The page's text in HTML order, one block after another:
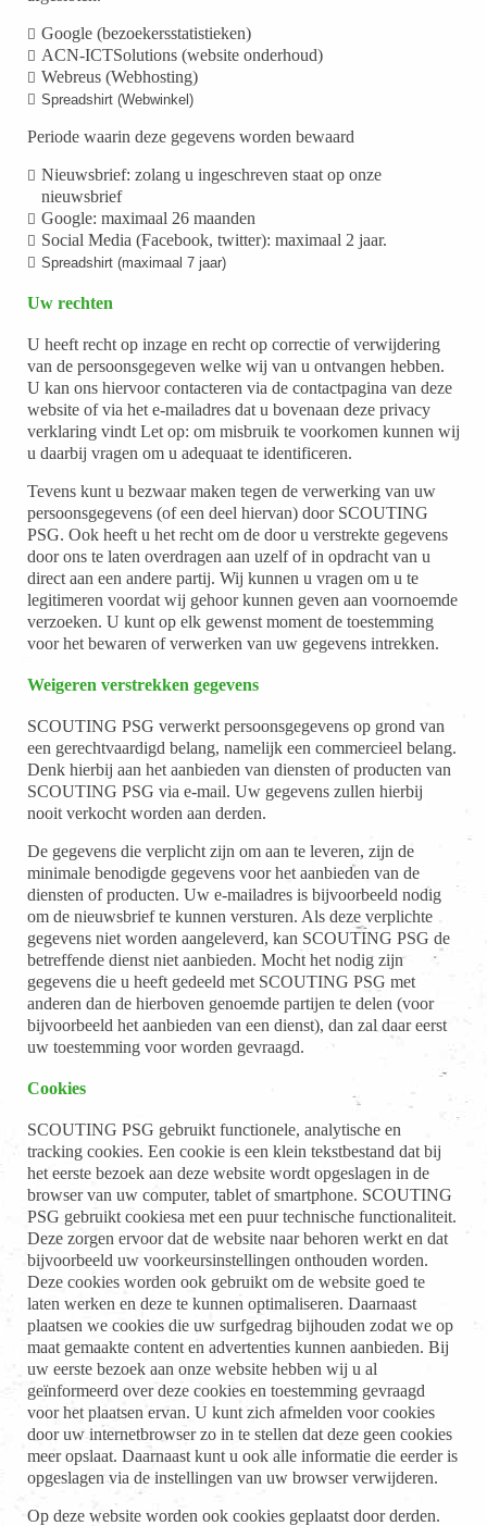
Google (bezoekersstatistieken)
ACN-ICTSolutions (website onderhoud)
Webreus (Webhosting)
Spreadshirt (Webwinkel)
Periode waarin deze gegevens worden bewaard
Nieuwsbrief: zolang u ingeschreven staat op onze
nieuwsbrief
Google: maximaal 26 maanden
Social Media (Facebook, twitter): maximaal 2 jaar.
Spreadshirt (maximaal 7 jaar)
Uw rechten
U heeft recht op inzage en recht op correctie of verwijdering
van de persoonsgegeven welke wij van u ontvangen hebben.
U kan ons hiervoor contacteren via de contactpagina van deze
website of via het e-mailadres dat u bovenaan deze privacy
verklaring vindt Let op: om misbruik te voorkomen kunnen wij
u daarbij vragen om u adequaat te identificeren.
Tevens kunt u bezwaar maken tegen de verwerking van uw
persoonsgegevens (of een deel hiervan) door SCOUTING
PSG. Ook heeft u het recht om de door u verstrekte gegevens
door ons te laten overdragen aan uzelf of in opdracht van u
direct aan een andere partij. Wij kunnen u vragen om u te
legitimeren voordat wij gehoor kunnen geven aan voornoemde
verzoeken. U kunt op elk gewenst moment de toestemming
voor het bewaren of verwerken van uw gegevens intrekken.
Weigeren verstrekken gegevens
SCOUTING PSG verwerkt persoonsgegevens op grond van
een gerechtvaardigd belang, namelijk een commercieel belang.
Denk hierbij aan het aanbieden van diensten of producten van
SCOUTING PSG via e-mail. Uw gegevens zullen hierbij
nooit verkocht worden aan derden.
De gegevens die verplicht zijn om aan te leveren, zijn de
minimale benodigde gegevens voor het aanbieden van de
diensten of producten. Uw e-mailadres is bijvoorbeeld nodig
om de nieuwsbrief te kunnen versturen. Als deze verplichte
gegevens niet worden aangeleverd, kan SCOUTING PSG de
betreffende dienst niet aanbieden. Mocht het nodig zijn
gegevens die u heeft gedeeld met SCOUTING PSG met
anderen dan de hierboven genoemde partijen te delen (voor
bijvoorbeeld het aanbieden van een dienst), dan zal daar eerst
uw toestemming voor worden gevraagd.
Cookies
SCOUTING PSG gebruikt functionele, analytische en
tracking cookies. Een cookie is een klein tekstbestand dat bij
het eerste bezoek aan deze website wordt opgeslagen in de
browser van uw computer, tablet of smartphone. SCOUTING
PSG gebruikt cookiesa met een puur technische functionaliteit.
Deze zorgen ervoor dat de website naar behoren werkt en dat
bijvoorbeeld uw voorkeursinstellingen onthouden worden.
Deze cookies worden ook gebruikt om de website goed te
laten werken en deze te kunnen optimaliseren. Daarnaast
plaatsen we cookies die uw surfgedrag bijhouden zodat we op
maat gemaakte content en advertenties kunnen aanbieden. Bij
uw eerste bezoek aan onze website hebben wij u al
geïnformeerd over deze cookies en toestemming gevraagd
voor het plaatsen ervan. U kunt zich afmelden voor cookies
door uw internetbrowser zo in te stellen dat deze geen cookies
meer opslaat. Daarnaast kunt u ook alle informatie die eerder is
opgeslagen via de instellingen van uw browser verwijderen.
Op deze website worden ook cookies geplaatst door derden.